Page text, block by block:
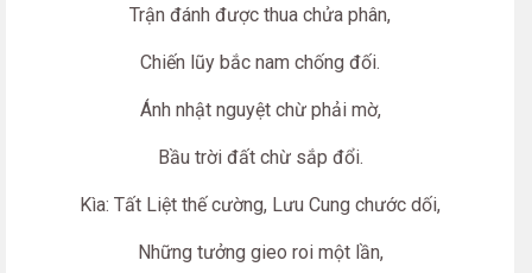
Trận đánh được thua chửa phân,
Chiến lũy bắc nam chống đối.
Ánh nhật nguyệt chừ phải mờ,
Bầu trời đất chừ sắp đổi.
Kìa: Tất Liệt thế cường, Lưu Cung chước dối,
Những tưởng gieo roi một lần,